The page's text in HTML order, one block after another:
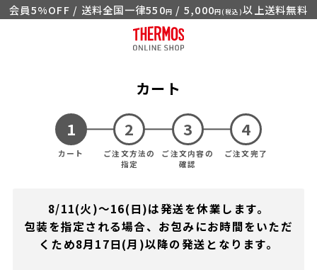
会員5%OFF / 送料全国一律550円 / 5,000円(税込)以上送料無料
カート
カート
ご注文方法の
指定
ご注文内容の
確認
ご注文完了
8/11(火)～16(日)は発送を休業します。
包装を指定される場合、お包みにお時間をいただ
くため8月17日(月)以降の発送となります。